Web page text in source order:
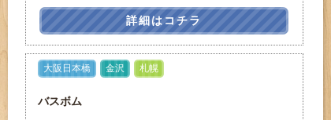
詳細はコチラ
大阪日本橋 金沢 札幌
バスボム